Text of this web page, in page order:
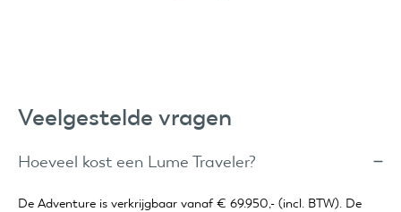
Veelgestelde vragen
Hoeveel kost een Lume Traveler?
De Adventure is verkrijgbaar vanaf € 69.950,- (incl. BTW). De